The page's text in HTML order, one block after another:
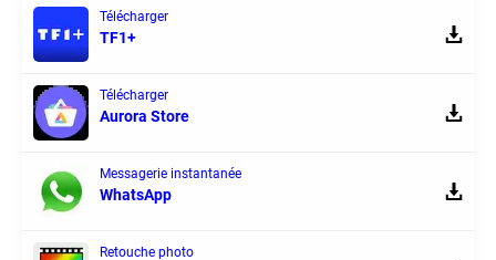
Télécharger
TF1+
Télécharger
Aurora Store
Messagerie instantanée
WhatsApp
Retouche photo